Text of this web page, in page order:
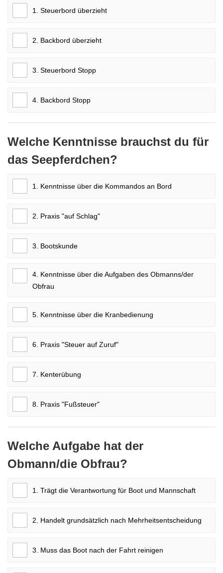
1. Steuerbord überzieht
2. Backbord überzieht
3. Steuerbord Stopp
4. Backbord Stopp
Welche Kenntnisse brauchst du für
das Seepferdchen?
1. Kenntnisse über die Kommandos an Bord
2. Praxis "auf Schlag"
3. Bootskunde
4. Kenntnisse über die Aufgaben des Obmanns/der
Obfrau
5. Kenntnisse über die Kranbedienung
6. Praxis "Steuer auf Zuruf"
7. Kenterübung
8. Praxis "Fußsteuer"
Welche Aufgabe hat der
Obmann/die Obfrau?
1. Trägt die Verantwortung für Boot und Mannschaft
2. Handelt grundsätzlich nach Mehrheitsentscheidung
3. Muss das Boot nach der Fahrt reinigen